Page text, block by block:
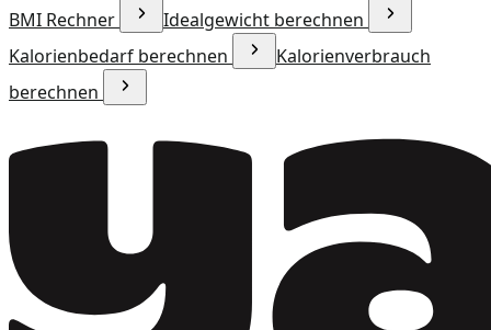
BMI Rechner
Idealgewicht berechnen
Kalorienbedarf berechnen
Kalorienverbrauch
berechnen